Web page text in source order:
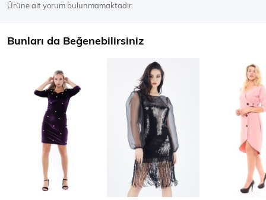
Ürüne ait yorum bulunmamaktadır.
Bunları da Beğenebilirsiniz